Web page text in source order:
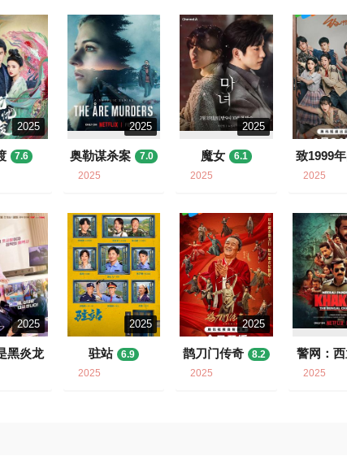
2025
7.6
2025
奥勒谋杀案
7.0
2025
2025
魔女
6.1
2025
致1999
2025
2025
黑炎龙
2025
驻站
6.9
2025
2025
鹊刀门传奇
8.2
2025
警网：
邦篇
2025